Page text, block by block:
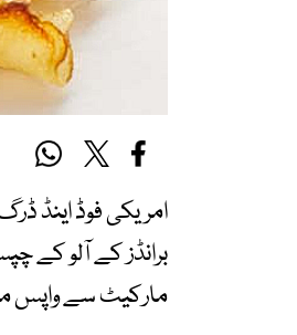
امریکی فوڈ اینڈ
برانڈز کے آلو کے
مارکیٹ سے واپس